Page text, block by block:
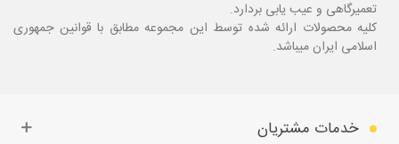
تعمیرگاهی و عیب یابی بردارد.
کلیه محصولات ارائه شده توسط این مجموعه مطابق با قوانین جمهوری
اسلامی ایران میباشد.
خدمات مشتریان